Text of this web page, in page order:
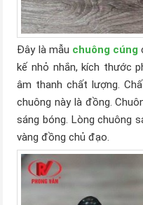
Đây là mẫu chuông cúng
kế nhỏ nhắn, kích thước
âm thanh chất lượng.
chuông này là đồng.
sáng bóng. Lòng chuông
vàng đồng chủ đạo.